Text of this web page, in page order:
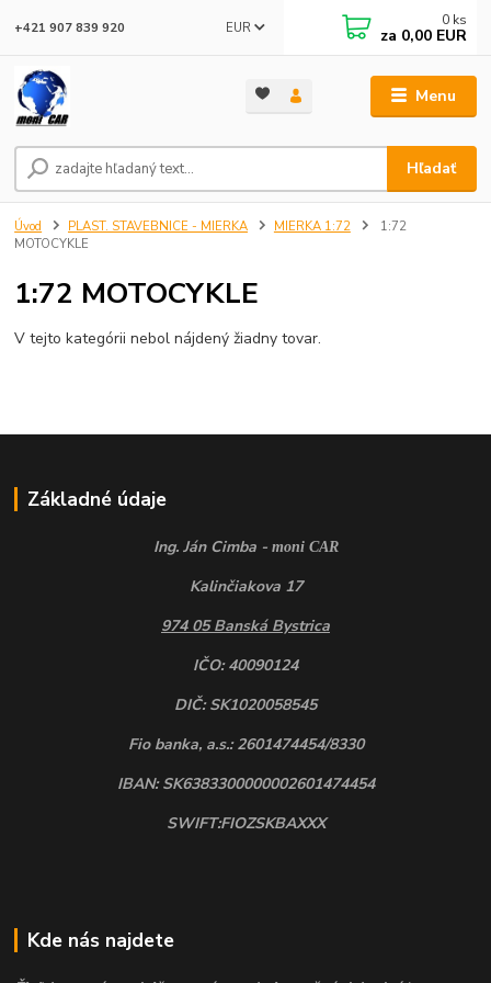
Menu
EUR
Hľadať
+421 907 839 920 0 ks
za 0,00 EUR
Úvod PLAST. STAVEBNICE - MIERKA MIERKA 1:72
1:72
MOTOCYKLE
1:72 MOTOCYKLE
V tejto kategórii nebol nájdený žiadny tovar.
Základné údaje
Ing. Ján Cimba - moni CAR
Kalinčiakova 17
974 05 Banská Bystrica
IČO: 40090124
DIČ: SK1020058545
Fio banka, a.s.: 2601474454/8330
IBAN: SK6383300000002601474454
SWIFT:FIOZSKBAXXX
Kde nás najdete